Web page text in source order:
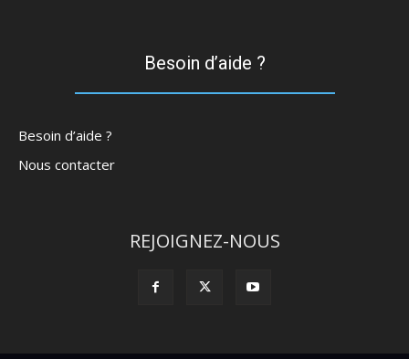
Besoin d’aide ?
Besoin d’aide ?
Nous contacter
REJOIGNEZ-NOUS